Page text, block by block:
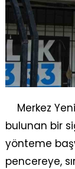
Merkez
bulunan bir
yönteme
pencereye,